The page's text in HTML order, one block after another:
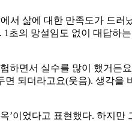
서 삶에 대한 만족도가 드
초의 망설임도 없이 대답하
면서 실수를 많이 했거든
되더라고요(웃음). 생각을
이었다고 표현했다. 하지만